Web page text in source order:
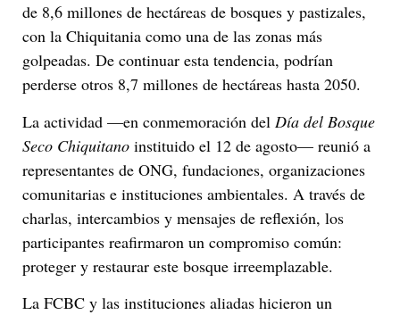
de 8,6 millones de hectáreas de bosques y pastizales,
con la Chiquitania como una de las zonas más
golpeadas. De continuar esta tendencia, podrían
perderse otros 8,7 millones de hectáreas hasta 2050.
La actividad —en conmemoración del Día del Bosque
Seco Chiquitano instituido el 12 de agosto— reunió a
representantes de ONG, fundaciones, organizaciones
comunitarias e instituciones ambientales. A través de
charlas, intercambios y mensajes de reflexión, los
participantes reafirmaron un compromiso común:
proteger y restaurar este bosque irreemplazable.
La FCBC y las instituciones aliadas hicieron un